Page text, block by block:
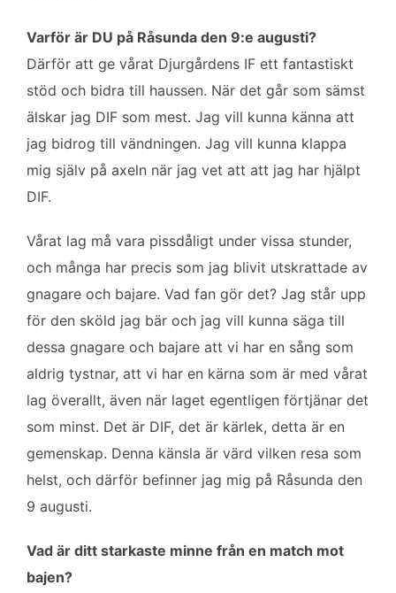
k
n
Varför är DU på Råsunda den 9:e augusti?
Därför att ge vårat Djurgårdens IF ett fantastiskt
stöd och bidra till haussen. När det går som sämst
älskar jag DIF som mest. Jag vill kunna känna att
jag bidrog till vändningen. Jag vill kunna klappa
mig själv på axeln när jag vet att att jag har hjälpt
DIF.
Vårat lag må vara pissdåligt under vissa stunder,
och många har precis som jag blivit utskrattade av
gnagare och bajare. Vad fan gör det? Jag står upp
för den sköld jag bär och jag vill kunna säga till
dessa gnagare och bajare att vi har en sång som
aldrig tystnar, att vi har en kärna som är med vårat
lag överallt, även när laget egentligen förtjänar det
som minst. Det är DIF, det är kärlek, detta är en
gemenskap. Denna känsla är värd vilken resa som
helst, och därför befinner jag mig på Råsunda den
9 augusti.
Vad är ditt starkaste minne från en match mot
bajen?